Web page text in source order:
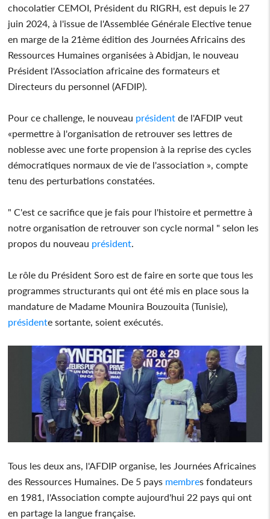
chocolatier CEMOI, Président du RIGRH, est depuis le 27
juin 2024, à l'issue de l'Assemblée Générale Elective tenue
en marge de la 21ème édition des Journées Africains des
Ressources Humaines organisées à Abidjan, le nouveau
Président l'Association africaine des formateurs et
Directeurs du personnel (AFDIP).
Pour ce challenge, le nouveau président de l'AFDIP veut
«permettre à l'organisation de retrouver ses lettres de
noblesse avec une forte propension à la reprise des cycles
démocratiques normaux de vie de l'association », compte
tenu des perturbations constatées.
" C'est ce sacrifice que je fais pour l'histoire et permettre à
notre organisation de retrouver son cycle normal " selon les
propos du nouveau président
Le rôle du Président Soro est de faire en sorte que tous les
programmes structurants qui ont été mis en place sous la
mandature de Madame Mounira Bouzouita (Tunisie),
présidente sortante, soient exécutés.
Tous les deux ans, l'AFDIP organise, les Journées Africaines
des Ressources Humaines. De 5 pays membres fondateurs
en 1981, l'Association compte aujourd'hui 22 pays qui ont
en partage la langue française.